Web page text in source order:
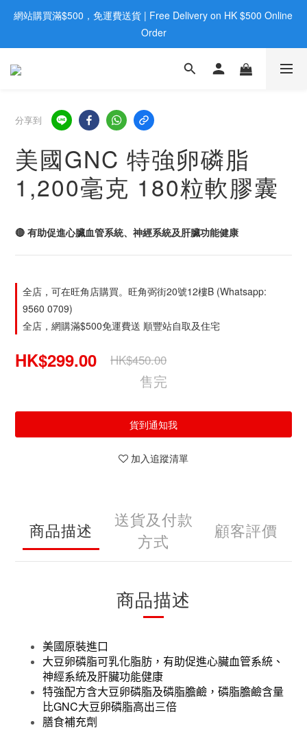
歡迎親臨旺角店購買：旺角弼街20號12樓B  |  RealDeal 保健品 |
WhatsApp 9560 0709
網站購買滿$500，免運費送貨 | Free Delivery on HK $500 Online
Order
歡迎親臨旺角店購買：旺角弼街20號12樓B  |  RealDeal 保健品 |
分享到
美國GNC 特強卵磷脂
1,200毫克 180粒軟膠囊
🔴 有助促進心臟血管系統、神經系統及肝臟功能健康
全店，可在旺角店購買。旺角弼街20號12樓B (Whatsapp:
9560 0709)
全店，網購滿$500免運費送 順豐站自取及住宅
HK$299.00 HK$450.00
售完
貨到通知我
加入追蹤清單
商品描述
送貨及付款
方式
顧客評價
商品描述
美國原裝進口
大豆卵磷脂可乳化脂肪，有助促進心臟血管系統、
神經系統及肝臟功能健康
特強配方含大豆卵磷脂及磷脂膽鹼，磷脂膽鹼含量
比GNC大豆卵磷脂高出三倍
膳食補充劑